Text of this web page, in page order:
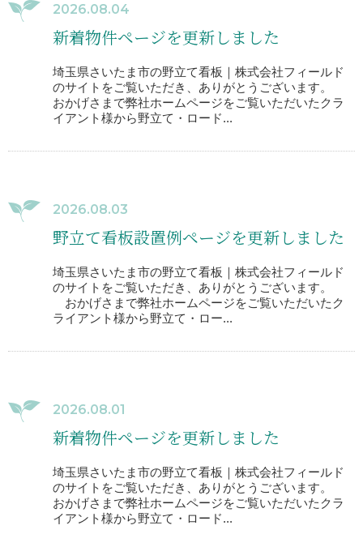
2026.08.04
新着物件ページを更新しました
埼玉県さいたま市の野立て看板｜株式会社フィールド
のサイトをご覧いただき、ありがとうございます。
おかげさまで弊社ホームページをご覧いただいたクラ
イアント様から野立て・ロード...
2026.08.03
野立て看板設置例ページを更新しました
埼玉県さいたま市の野立て看板｜株式会社フィールド
のサイトをご覧いただき、ありがとうございます。
おかげさまで弊社ホームページをご覧いただいたク
ライアント様から野立て・ロー...
2026.08.01
新着物件ページを更新しました
埼玉県さいたま市の野立て看板｜株式会社フィールド
のサイトをご覧いただき、ありがとうございます。
おかげさまで弊社ホームページをご覧いただいたクラ
イアント様から野立て・ロード...